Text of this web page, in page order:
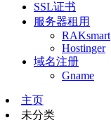
SSL证书
服务器租用
RAKsmart
Hostinger
域名注册
Gname
主页
未分类